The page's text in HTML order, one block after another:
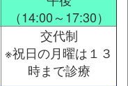
（14:00～17:30）
交代制
※祝日の月曜は１３
時まで診療